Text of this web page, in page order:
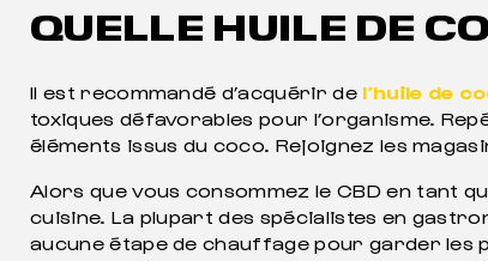
QUELLE HUILE DE
Il est recommandé d’acquérir de l’huile de
toxiques défavorables pour l’organisme.
éléments issus du coco. Rejoignez les
Alors que vous consommez le CBD en tant
cuisine. La plupart des spécialistes en
aucune étape de chauffage pour garder les